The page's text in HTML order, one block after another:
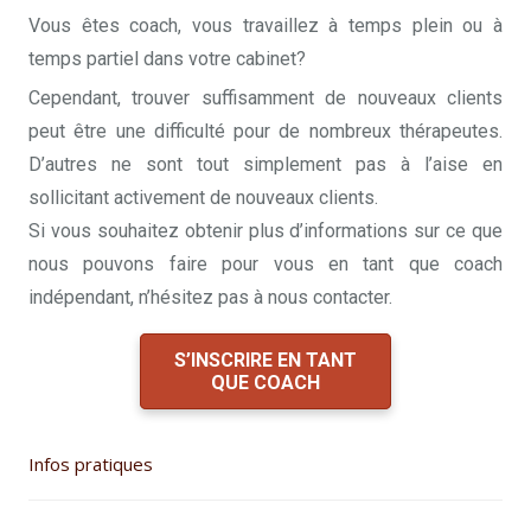
Vous êtes coach, vous travaillez à temps plein ou à
temps partiel dans votre cabinet?
Cependant, trouver suffisamment de nouveaux clients
peut être une difficulté pour de nombreux thérapeutes.
D’autres ne sont tout simplement pas à l’aise en
sollicitant activement de nouveaux clients.
Si vous souhaitez obtenir plus d’informations sur ce que
nous pouvons faire pour vous en tant que coach
indépendant, n’hésitez pas à nous contacter.
S’INSCRIRE EN TANT
QUE COACH
Infos pratiques